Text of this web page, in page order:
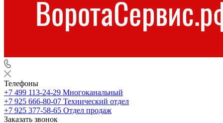
Телефоны
+7 499 113-24-29 Многоканальный
+7 925 666-80-07 Технический отдел
+7 925 377-58-65 Отдел продаж
Заказать звонок